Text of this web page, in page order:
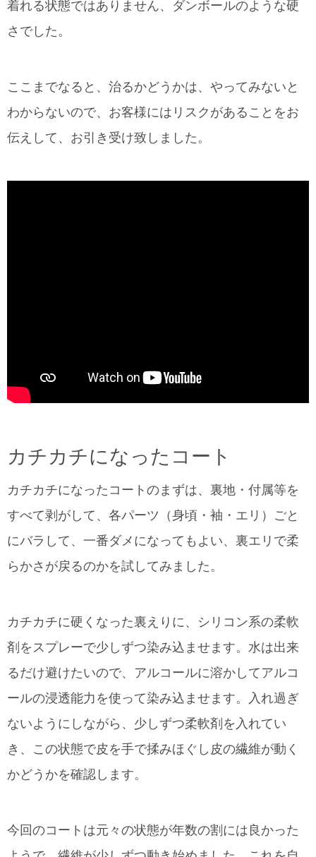
着れる状態ではありません、ダンボールのような硬
さでした。
ここまでなると、治るかどうかは、やってみないと
わからないので、お客様にはリスクがあることをお
伝えして、お引き受け致しました。
カチカチになったコート
カチカチになったコートのまずは、裏地・付属等を
すべて剥がして、各パーツ（身頃・袖・エリ）ごと
にバラして、一番ダメになってもよい、裏エリで柔
らかさが戻るのかを試してみました。
カチカチに硬くなった裏えりに、シリコン系の柔軟
剤をスプレーで少しずつ染み込ませます。水は出来
るだけ避けたいので、アルコールに溶かしてアルコ
ールの浸透能力を使って染み込ませます。入れ過ぎ
ないようにしながら、少しずつ柔軟剤を入れてい
き、この状態で皮を手で揉みほぐし皮の繊維が動く
かどうかを確認します。
今回のコートは元々の状態が年数の割には良かった